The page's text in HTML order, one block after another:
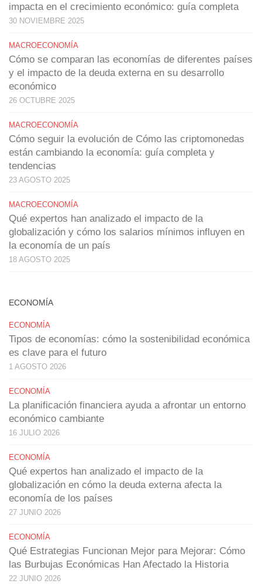
impacta en el crecimiento económico: guía completa
30 NOVIEMBRE 2025
MACROECONOMÍA
Cómo se comparan las economías de diferentes países
y el impacto de la deuda externa en su desarrollo
económico
26 OCTUBRE 2025
MACROECONOMÍA
Cómo seguir la evolución de Cómo las criptomonedas
están cambiando la economía: guía completa y
tendencias
23 AGOSTO 2025
MACROECONOMÍA
Qué expertos han analizado el impacto de la
globalización y cómo los salarios mínimos influyen en
la economía de un país
18 AGOSTO 2025
ECONOMÍA
ECONOMÍA
Tipos de economías: cómo la sostenibilidad económica
es clave para el futuro
1 AGOSTO 2026
ECONOMÍA
La planificación financiera ayuda a afrontar un entorno
económico cambiante
16 JULIO 2026
ECONOMÍA
Qué expertos han analizado el impacto de la
globalización en cómo la deuda externa afecta la
economía de los países
27 JUNIO 2026
ECONOMÍA
Qué Estrategias Funcionan Mejor para Mejorar: Cómo
las Burbujas Económicas Han Afectado la Historia
22 JUNIO 2026